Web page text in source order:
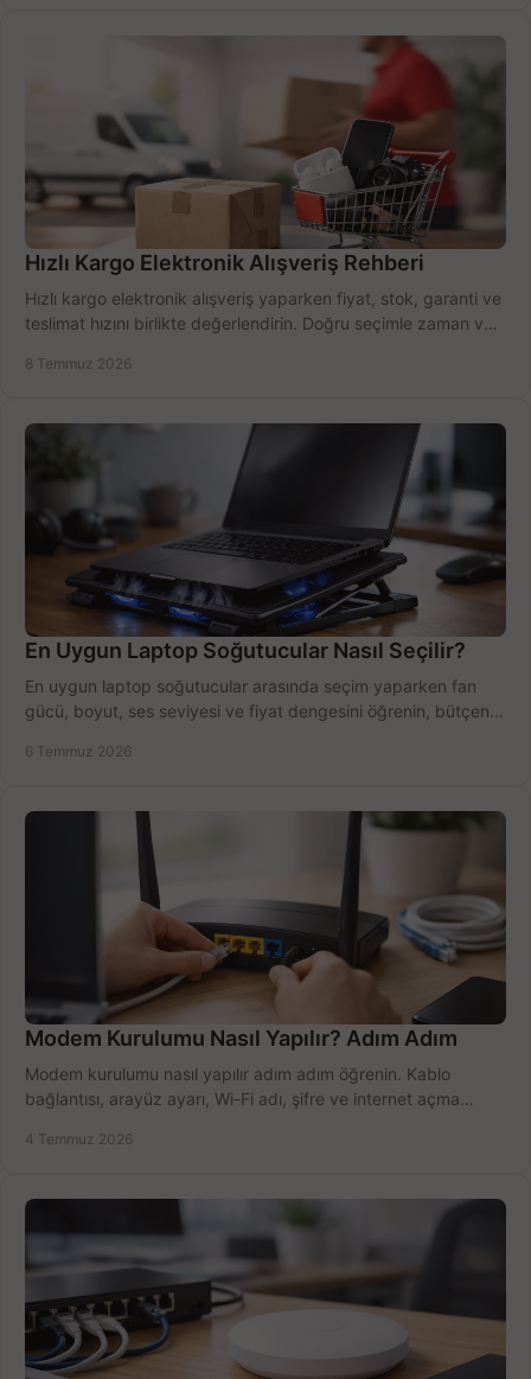
Hızlı Kargo Elektronik Alışveriş Rehberi
Hızlı kargo elektronik alışveriş yaparken fiyat, stok, garanti ve
teslimat hızını birlikte değerlendirin. Doğru seçimle zaman ve
8 Temmuz 2026
En Uygun Laptop Soğutucular Nasıl Seçilir?
En uygun laptop soğutucular arasında seçim yaparken fan
gücü, boyut, ses seviyesi ve fiyat dengesini öğrenin, bütçenizi
6 Temmuz 2026
Modem Kurulumu Nasıl Yapılır? Adım Adım
Modem kurulumu nasıl yapılır adım adım öğrenin. Kablo
bağlantısı, arayüz ayarı, Wi-Fi adı, şifre ve internet açma
4 Temmuz 2026